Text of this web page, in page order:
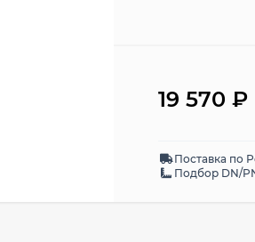
19 570₽
Поставка по
Подбор DN/